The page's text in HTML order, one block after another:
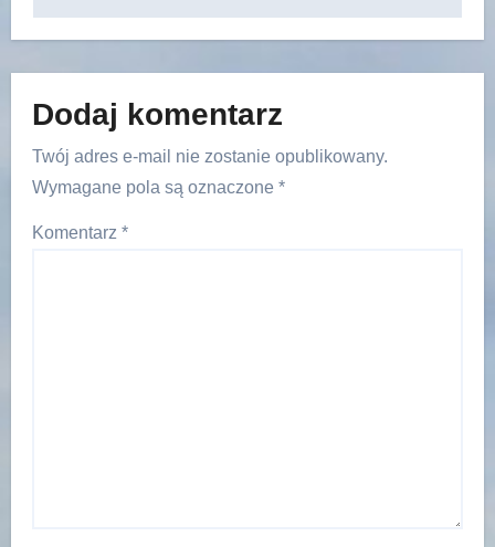
Dodaj komentarz
Twój adres e-mail nie zostanie opublikowany.
Wymagane pola są oznaczone *
Komentarz *